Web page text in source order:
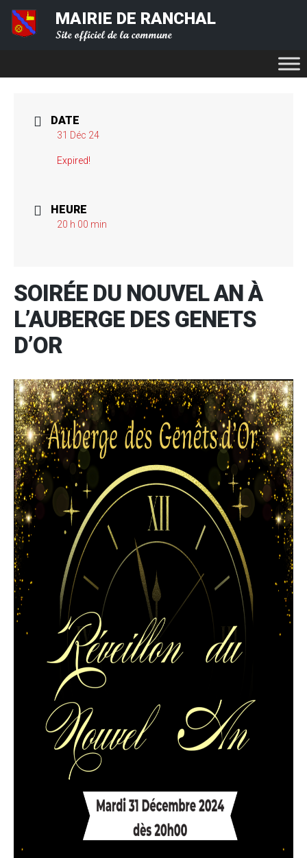
MAIRIE DE RANCHAL
Site officiel de la commune
DATE
31 Déc 24
Expired!
HEURE
20 h 00 min
SOIRÉE DU NOUVEL AN À
L’AUBERGE DES GENETS
D’OR